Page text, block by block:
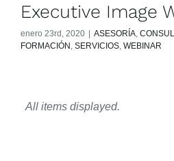
Executive Image
enero 23rd, 2020 ASESORÍA,
FORMACIÓN , SERVICIOS, WEBINAR